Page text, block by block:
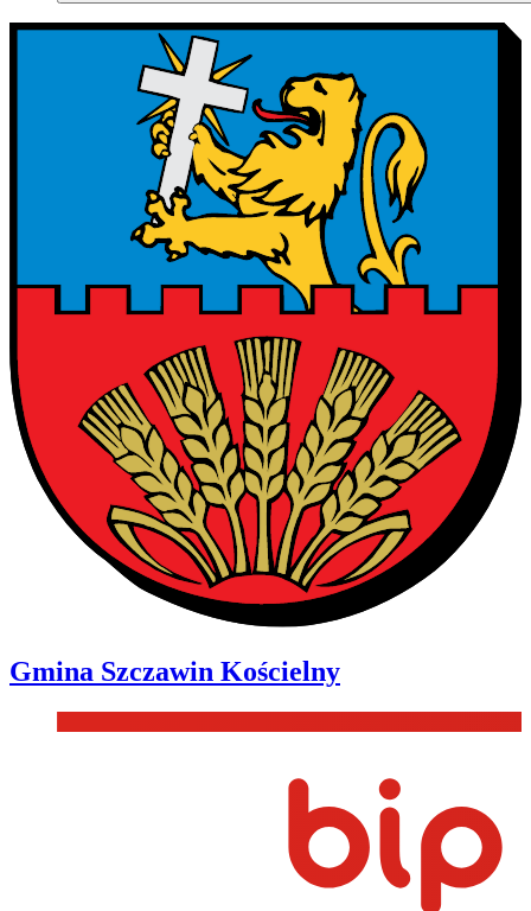
Gmina Szczawin Kościelny